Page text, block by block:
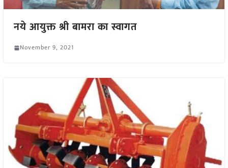
नये आयुक्त श्री बामरा का स्वागत
November 9, 2021